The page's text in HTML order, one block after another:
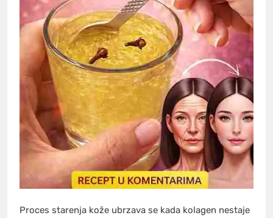
Proces starenja kože ubrzava se kada kolagen nestaje